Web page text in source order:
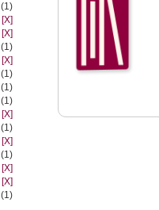
(1)
[X]
[X]
(1)
[X]
(1)
(1)
(1)
[X]
(1)
[X]
(1)
[X]
[X]
(1)